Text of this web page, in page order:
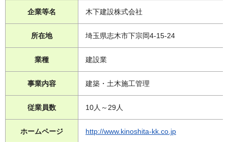
企業等名 木下建設株式会社
所在地 埼玉県志木市下宗岡4-15-24
業種 建設業
事業内容 建築・土木施工管理
従業員数 10人～29人
ホームページ http://www.kinoshita-kk.co.jp